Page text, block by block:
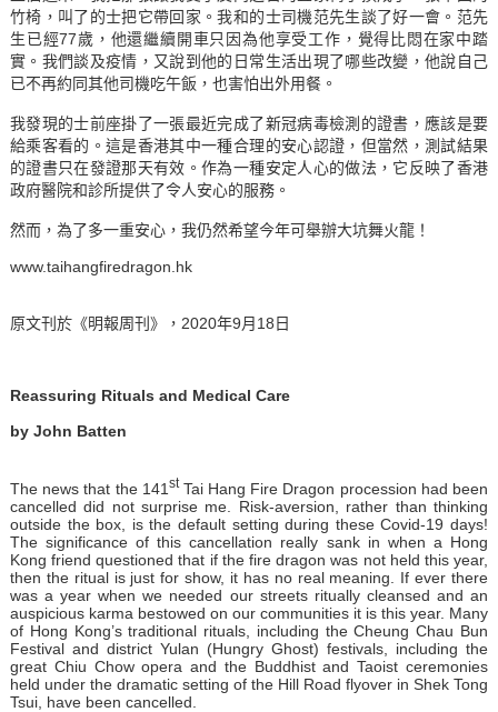
竹椅，叫了的士把它帶回家。我和的士司機范先生談了好一會。范先
生已經77歲，他還繼續開車只因為他享受工作，覺得比悶在家中踏
實。我們談及疫情，又說到他的日常生活出現了哪些改變，他說自己
已不再約同其他司機吃午飯，也害怕出外用餐。
我發現的士前座掛了一張最近完成了新冠病毒檢測的證書，應該是要
給乘客看的。這是香港其中一種合理的安心認證，但當然，測試結果
的證書只在發證那天有效。作為一種安定人心的做法，它反映了香港
政府醫院和診所提供了令人安心的服務。
然而，為了多一重安心，我仍然希望今年可舉辦大坑舞火龍！
www.taihangfiredragon.hk
原文刊於《明報周刊》，2020年9月18日
Reassuring Rituals and Medical Care
by John Batten
The news that the 141 stTai Hang Fire Dragon procession had been
cancelled did not surprise me. Risk-aversion, rather than thinking
outside the box, is the default setting during these Covid-19 days!
The significance of this cancellation really sank in when a Hong
Kong friend questioned that if the fire dragon was not held this year,
then the ritual is just for show, it has no real meaning. If ever there
was a year when we needed our streets ritually cleansed and an
auspicious karma bestowed on our communities it is this year. Many
of Hong Kong’s traditional rituals, including the Cheung Chau Bun
Festival and district Yulan (Hungry Ghost) festivals, including the
great Chiu Chow opera and the Buddhist and Taoist ceremonies
held under the dramatic setting of the Hill Road flyover in Shek Tong
Tsui, have been cancelled.